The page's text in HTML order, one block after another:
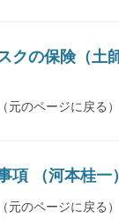
クの保険（土
元のページに戻る
項 （河本桂一）
元のページに戻る